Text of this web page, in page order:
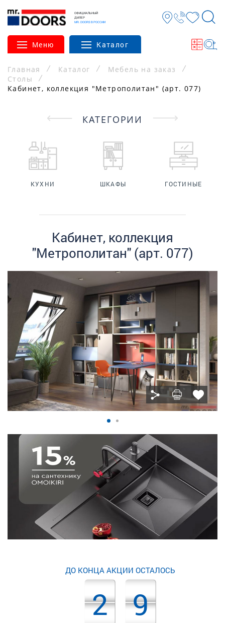
ОФИЦИАЛЬНЫЙ
ДИЛЕР
MR. DOORS В РОССИИ
Меню Каталог
Главная Каталог
Мебель на заказ
Столы
Кабинет, коллекция "Метрополитан" (арт. 077)
КАТЕГОРИИ
КУХНИ ШКАФЫ ГОСТИНЫЕ
Кабинет, коллекция
"Метрополитан" (арт. 077)
ДО КОНЦА АКЦИИ ОСТАЛОСЬ
2 9